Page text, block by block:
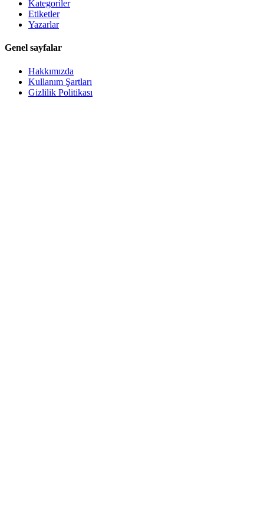
Kategoriler
Etiketler
Yazarlar
Genel sayfalar
Hakkımızda
Kullanım Şartları
Gizlilik Politikası